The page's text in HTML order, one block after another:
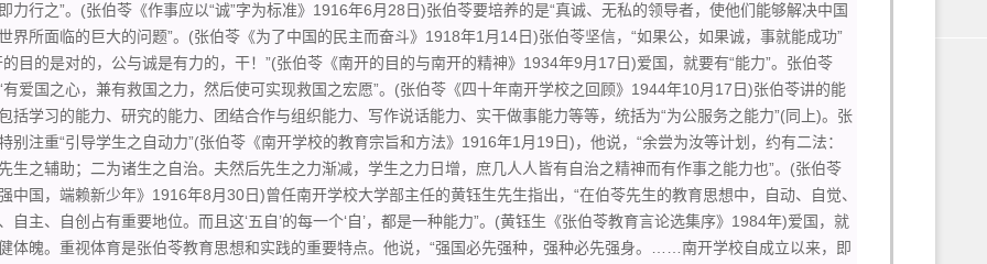
力行之”。(张伯苓《作事应以“诚”字为标准》1916年6月28日)张伯苓要培养的是“真诚、无私的领导者，使他们能够解决中国
界所面临的巨大的问题”。(张伯苓《为了中国的民主而奋斗》1918年1月14日)张伯苓坚信，“如果公，如果诚，事就能成功”
的目的是对的，公与诚是有力的，干！”(张伯苓《南开的目的与南开的精神》1934年9月17日)爱国，就要有“能力”。张伯苓
有爱国之心，兼有救国之力，然后使可实现救国之宏愿”。(张伯苓《四十年南开学校之回顾》1944年10月17日)张伯苓讲的能
括学习的能力、研究的能力、团结合作与组织能力、写作说话能力、实干做事能力等等，统括为“为公服务之能力”(同上)。张
别注重“引导学生之自动力”(张伯苓《南开学校的教育宗旨和方法》1916年1月19日)，他说，“余尝为汝等计划，约有二法：
生之辅助；二为诸生之自治。夫然后先生之力渐减，学生之力日增，庶几人人皆有自治之精神而有作事之能力也”。(张伯苓
强中国，端赖新少年》1916年8月30日)曾任南开学校大学部主任的黄钰生先生指出，“在伯苓先生的教育思想中，自动、自觉、
自主、自创占有重要地位。而且这‘五自’的每一个‘自’，都是一种能力”。(黄钰生《张伯苓教育言论选集序》1984年)爱国，就
体魄。重视体育是张伯苓教育思想和实践的重要特点。他说，“强国必先强种，强种必先强身。……南开学校自成立以来，即